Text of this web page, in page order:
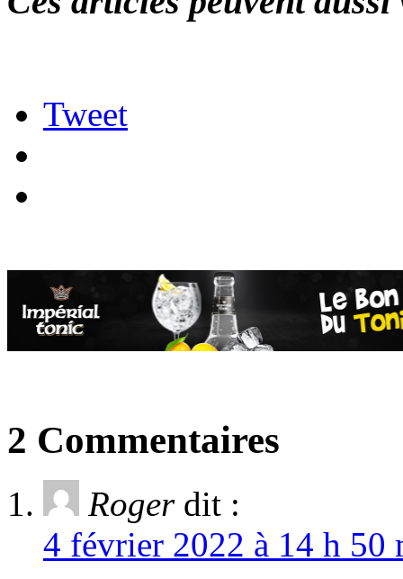
Tweet
2 Commentaires
Roger dit :
4 février 2022 à 14 h 50